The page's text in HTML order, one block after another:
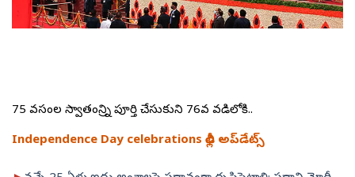
75 వసంతాల స్వాతంత్రాన్ని పూర్తి చేసుకుని 76వ వడిలోకి..
Independence Day celebrations ఢిల్లీ అప్‌డేట్స్‌